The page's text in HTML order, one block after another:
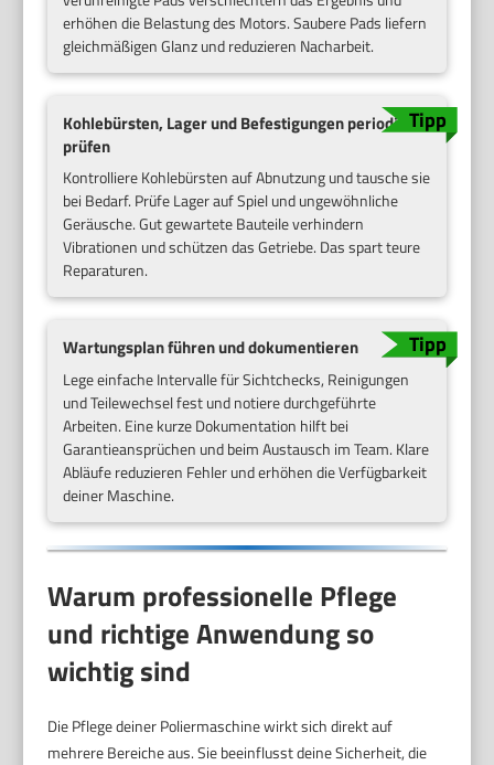
erhöhen die Belastung des Motors. Saubere Pads liefern
gleichmäßigen Glanz und reduzieren Nacharbeit.
Kohlebürsten, Lager und Befestigungen periodisch
prüfen
Kontrolliere Kohlebürsten auf Abnutzung und tausche sie
bei Bedarf. Prüfe Lager auf Spiel und ungewöhnliche
Geräusche. Gut gewartete Bauteile verhindern
Vibrationen und schützen das Getriebe. Das spart teure
Reparaturen.
Wartungsplan führen und dokumentieren
Lege einfache Intervalle für Sichtchecks, Reinigungen
und Teilewechsel fest und notiere durchgeführte
Arbeiten. Eine kurze Dokumentation hilft bei
Garantieansprüchen und beim Austausch im Team. Klare
Abläufe reduzieren Fehler und erhöhen die Verfügbarkeit
deiner Maschine.
Warum professionelle Pflege
und richtige Anwendung so
wichtig sind
Die Pflege deiner Poliermaschine wirkt sich direkt auf
mehrere Bereiche aus. Sie beeinflusst deine Sicherheit, die